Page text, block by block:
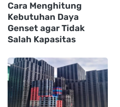
Cara Menghitung
Kebutuhan Daya
Genset agar Tidak
Salah Kapasitas